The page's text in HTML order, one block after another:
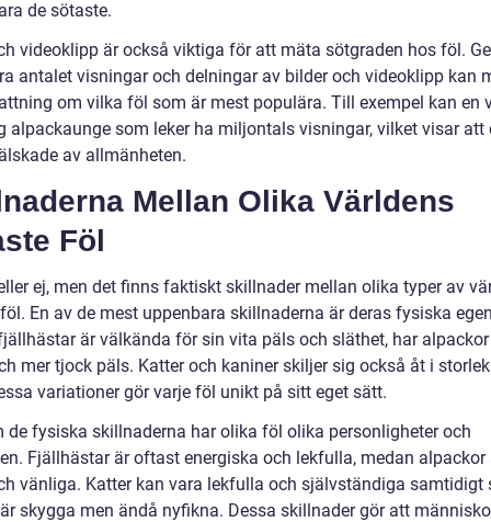
de sötaste.
videoklipp är också viktiga för att mäta sötgraden hos föl.
antalet visningar och delningar av bilder och videoklipp kan
om vilka föl som är mest populära. Till exempel kan en
alpackaunge som leker ha miljontals visningar, vilket visar att
av allmänheten.
Mellan Olika Världens
Föl
ej, men det finns faktiskt skillnader mellan olika typer av
En av de mest uppenbara skillnaderna är deras fysiska
är välkända för sin vita päls och släthet, har
mer tjock päls. Katter och kaniner skiljer sig också åt i
variationer gör varje föl unikt på sitt eget sätt.
de fysiska skillnaderna har olika föl olika personligheter och
Fjällhästar är oftast energiska och lekfulla, medan alpackor
vänliga. Katter kan vara lekfulla och självständiga samtidigt
skygga men ändå nyfikna. Dessa skillnader gör att